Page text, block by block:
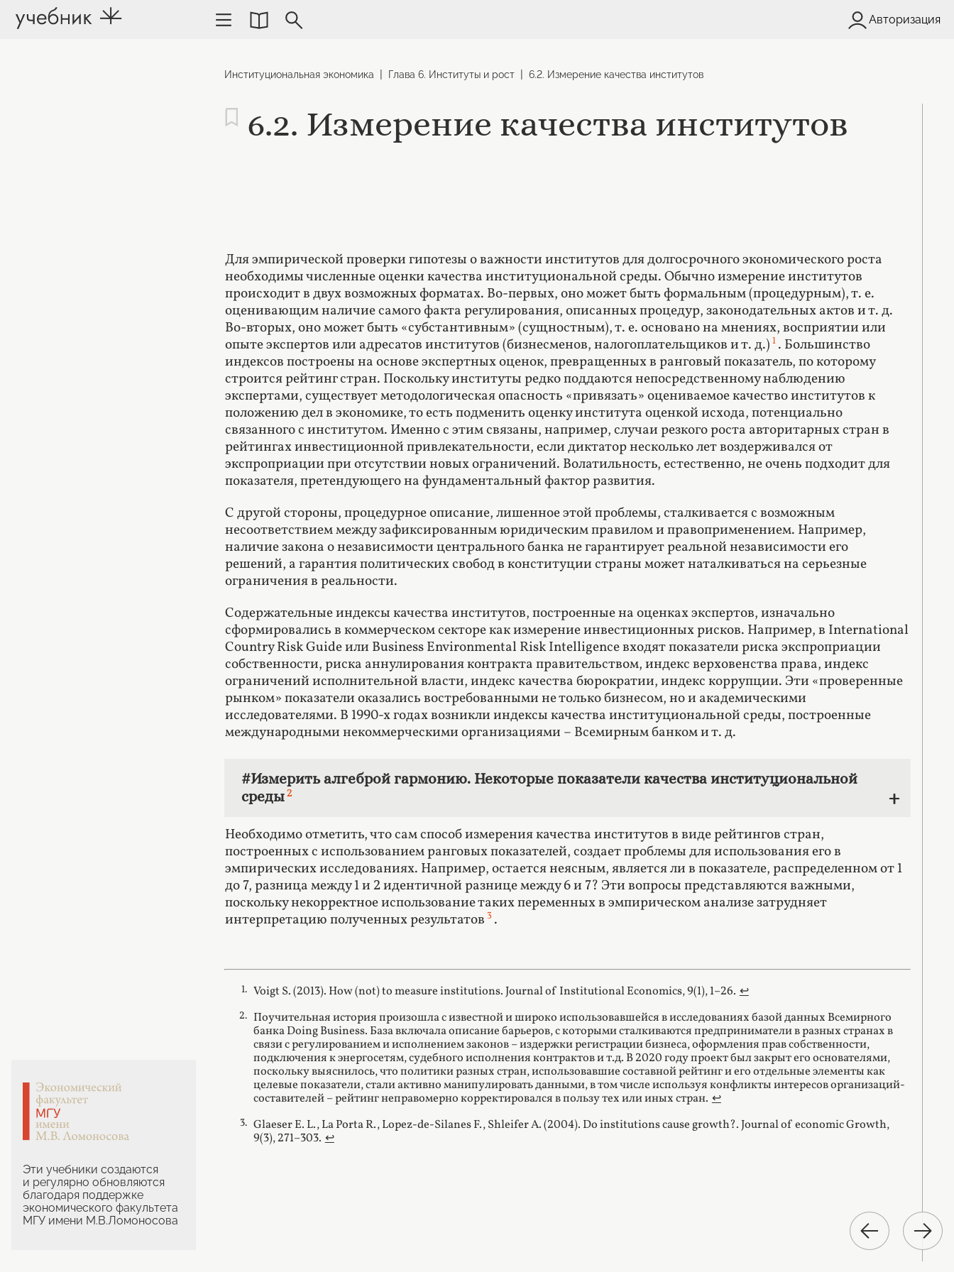
Авторизация
Эти учебники создаются
и регулярно обновляются
благодаря поддержке
экономического факультета
МГУ имени М.В.Ломоносова
Институциональная экономика | Глава 6. Институты и рост | 6.2. Измерение качества институтов
6.2. Измерение качества институтов
Для эмпирической проверки гипотезы о важности институтов для долгосрочного экономического роста
необходимы численные оценки качества институциональной среды. Обычно измерение институтов
происходит в двух возможных форматах. Во-первых, оно может быть формальным (процедурным), т. е.
оценивающим наличие самого факта регулирования, описанных процедур, законодательных актов и т. д.
Во-вторых, оно может быть «субстантивным» (сущностным), т. е. основано на мнениях, восприятии или
опыте экспертов или адресатов институтов (бизнесменов, налогоплательщиков и т. д.) 1 . Большинство
индексов построены на основе экспертных оценок, превращенных в ранговый показатель, по которому
строится рейтинг стран. Поскольку институты редко поддаются непосредственному наблюдению
экспертами, существует методологическая опасность «привязать» оцениваемое качество институтов к
положению дел в экономике, то есть подменить оценку института оценкой исхода, потенциально
связанного с институтом. Именно с этим связаны, например, случаи резкого роста авторитарных стран в
рейтингах инвестиционной привлекательности, если диктатор несколько лет воздерживался от
экспроприации при отсутствии новых ограничений. Волатильность, естественно, не очень подходит для
показателя, претендующего на фундаментальный фактор развития.
С другой стороны, процедурное описание, лишенное этой проблемы, сталкивается с возможным
несоответствием между зафиксированным юридическим правилом и правоприменением. Например,
наличие закона о независимости центрального банка не гарантирует реальной независимости его
решений, а гарантия политических свобод в конституции страны может наталкиваться на серьезные
ограничения в реальности.
Содержательные индексы качества институтов, построенные на оценках экспертов, изначально
сформировались в коммерческом секторе как измерение инвестиционных рисков. Например, в International
Country Risk Guide или Business Environmental Risk Intelligence входят показатели риска экспроприации
собственности, риска аннулирования контракта правительством, индекс верховенства права, индекс
ограничений исполнительной власти, индекс качества бюрократии, индекс коррупции. Эти «проверенные
рынком» показатели оказались востребованными не только бизнесом, но и академическими
исследователями. В 1990-х годах возникли индексы качества институциональной среды, построенные
международными некоммерческими организациями – Всемирным банком и т. д.
#Измерить алгеброй гармонию. Некоторые показатели качества институциональной
среды2
Необходимо отметить, что сам способ измерения качества институтов в виде рейтингов стран,
построенных с использованием ранговых показателей, создает проблемы для использования его в
эмпирических исследованиях. Например, остается неясным, является ли в показателе, распределенном от 1
до 7, разница между 1 и 2 идентичной разнице между 6 и 7? Эти вопросы представляются важными,
поскольку некорректное использование таких переменных в эмпирическом анализе затрудняет
интерпретацию полученных результатов 3 .
Voigt S. (2013). How (not) to measure institutions. Journal of Institutional Economics, 9(1), 1–26. ↩︎
Поучительная история произошла с известной и широко использовавшейся в исследованиях базой данных Всемирного
банка Doing Business. База включала описание барьеров, с которыми сталкиваются предприниматели в разных странах в
связи с регулированием и исполнением законов – издержки регистрации бизнеса, оформления прав собственности,
подключения к энергосетям, судебного исполнения контрактов и т.д. В 2020 году проект был закрыт его основателями,
поскольку выяснилось, что политики разных стран, использовавшие составной рейтинг и его отдельные элементы как
целевые показатели, стали активно манипулировать данными, в том числе используя конфликты интересов организаций-
составителей – рейтинг неправомерно корректировался в пользу тех или иных стран. ↩︎
Glaeser E. L., La Porta R., Lopez-de-Silanes F., Shleifer A. (2004). Do institutions cause growth?. Journal of economic Growth,
9(3), 271–303. ↩︎